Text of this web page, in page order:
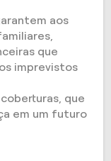
aos
que
imprevistos
que
em um futuro